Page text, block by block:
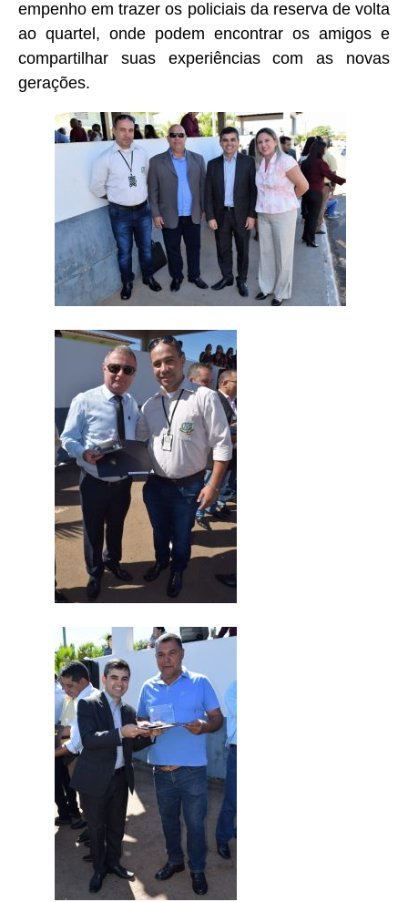
empenho em trazer os policiais da reserva de volta
ao quartel, onde podem encontrar os amigos e
compartilhar suas experiências com as novas
gerações.